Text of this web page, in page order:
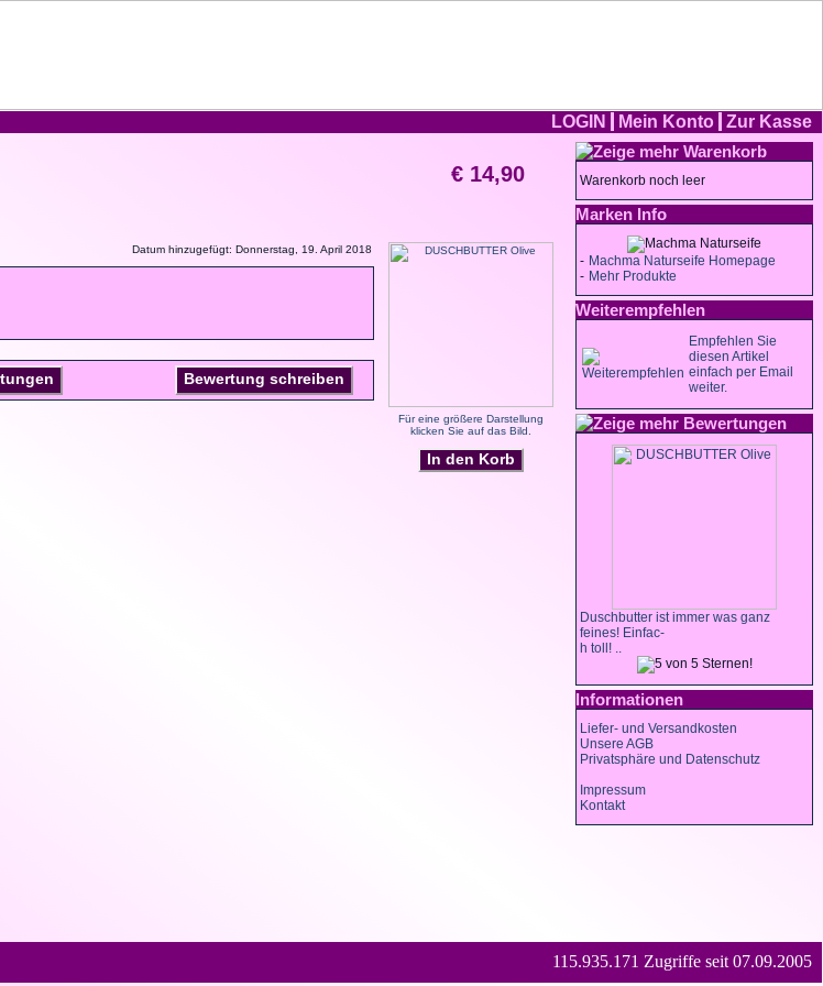
LOGIN Mein Konto
Zur Kasse
€ 14,90
Datum hinzugefügt: Donnerstag, 19. April 2018
Bewertung schreiben
Für eine größere Darstellung
klicken Sie auf das Bild.
In den Korb
Warenkorb
Warenkorb noch leer
Marken Info
- Machma Naturseife Homepage
- Mehr Produkte
Weiterempfehlen
Empfehlen Sie
diesen Artikel
einfach per Email
weiter.
Bewertungen
Duschbutter ist immer was ganz
feines! Einfac-
h toll! ..
Informationen
Liefer- und Versandkosten
Unsere AGB
Privatsphäre und Datenschutz
Impressum
Kontakt
115.935.171 Zugriffe seit 07.09.2005